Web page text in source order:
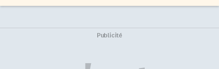
Publicité